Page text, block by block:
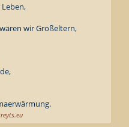
wir Großeltern,